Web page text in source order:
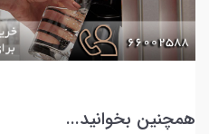
همچنین بخوانید...